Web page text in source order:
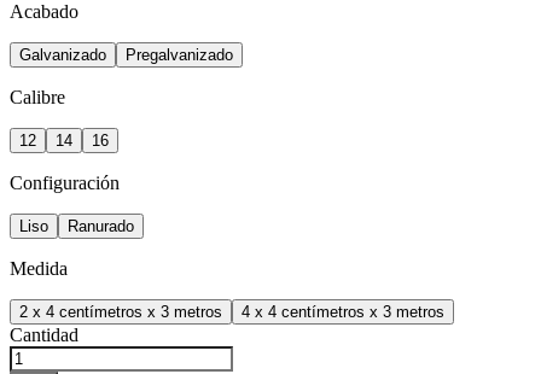
Acabado
Galvanizado Pregalvanizado
Calibre
12 14 16
Configuración
Liso Ranurado
Medida
2 x 4 centímetros x 3 metros 4 x 4 centímetros x 3 metros
Cantidad